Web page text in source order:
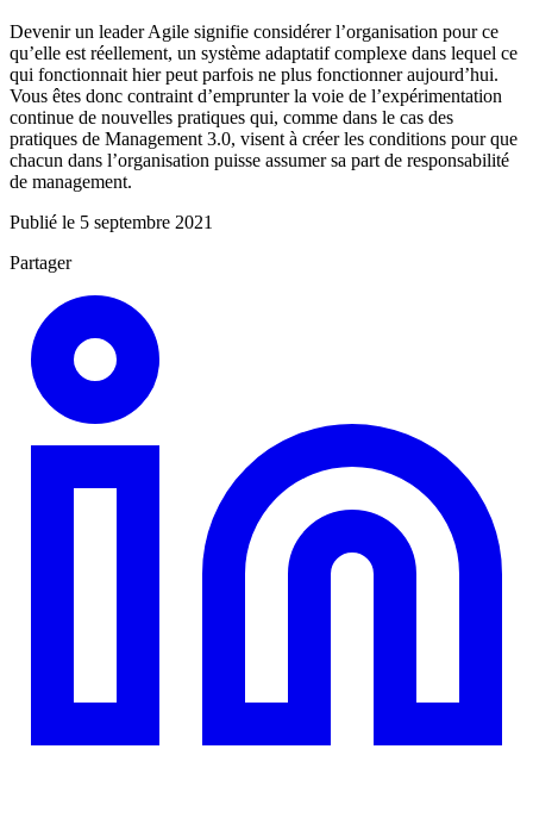
Devenir un leader Agile signifie considérer l’organisation pour ce
qu’elle est réellement, un système adaptatif complexe dans lequel ce
qui fonctionnait hier peut parfois ne plus fonctionner aujourd’hui.
Vous êtes donc contraint d’emprunter la voie de l’expérimentation
continue de nouvelles pratiques qui, comme dans le cas des
pratiques de Management 3.0, visent à créer les conditions pour que
chacun dans l’organisation puisse assumer sa part de responsabilité
de management.
Publié le 5 septembre 2021
Partager